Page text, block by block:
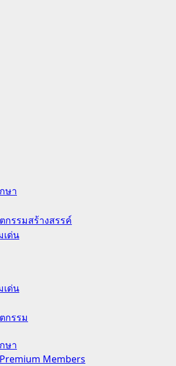
ษา
กรรมสร้างสรรค์
เด่น
เด่น
กรรม
ษา
Members